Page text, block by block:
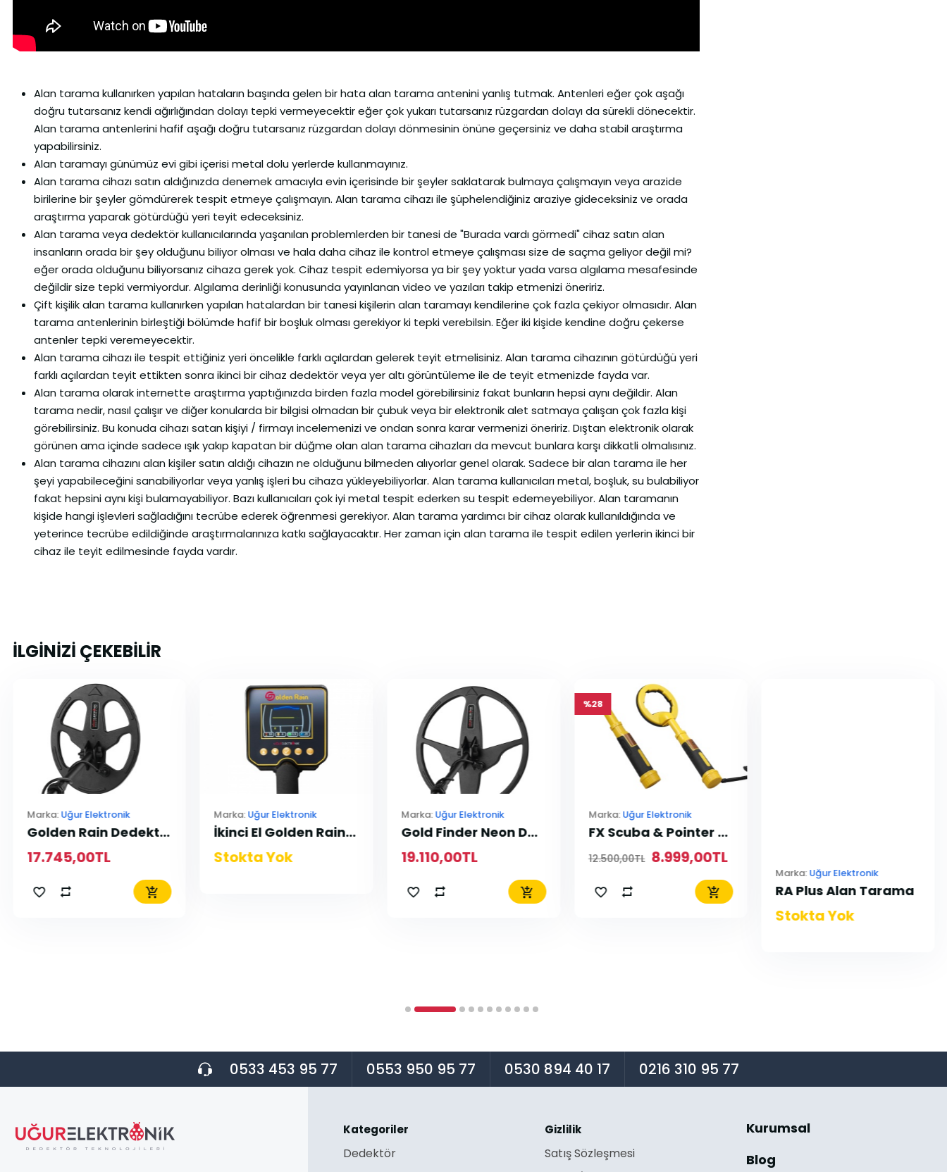
Alan tarama kullanırken yapılan hataların başında gelen bir hata alan tarama antenini yanlış tutmak. Antenleri eğer çok aşağı
doğru tutarsanız kendi ağırlığından dolayı tepki vermeyecektir eğer çok yukarı tutarsanız rüzgardan dolayı da sürekli dönecektir.
Alan tarama antenlerini hafif aşağı doğru tutarsanız rüzgardan dolayı dönmesinin önüne geçersiniz ve daha stabil araştırma
yapabilirsiniz.
Alan taramayı günümüz evi gibi içerisi metal dolu yerlerde kullanmayınız.
Alan tarama cihazı satın aldığınızda denemek amacıyla evin içerisinde bir şeyler saklatarak bulmaya çalışmayın veya arazide
birilerine bir şeyler gömdürerek tespit etmeye çalışmayın. Alan tarama cihazı ile şüphelendiğiniz araziye gideceksiniz ve orada
araştırma yaparak götürdüğü yeri teyit edeceksiniz.
Alan tarama veya dedektör kullanıcılarında yaşanılan problemlerden bir tanesi de "Burada vardı görmedi" cihaz satın alan
insanların orada bir şey olduğunu biliyor olması ve hala daha cihaz ile kontrol etmeye çalışması size de saçma geliyor değil mi?
eğer orada olduğunu biliyorsanız cihaza gerek yok. Cihaz tespit edemiyorsa ya bir şey yoktur yada varsa algılama mesafesinde
değildir size tepki vermiyordur. Algılama derinliği konusunda yayınlanan video ve yazıları takip etmenizi öneririz.
Çift kişilik alan tarama kullanırken yapılan hatalardan bir tanesi kişilerin alan taramayı kendilerine çok fazla çekiyor olmasıdır. Alan
tarama antenlerinin birleştiği bölümde hafif bir boşluk olması gerekiyor ki tepki verebilsin. Eğer iki kişide kendine doğru çekerse
antenler tepki veremeyecektir.
Alan tarama cihazı ile tespit ettiğiniz yeri öncelikle farklı açılardan gelerek teyit etmelisiniz. Alan tarama cihazının götürdüğü yeri
farklı açılardan teyit ettikten sonra ikinci bir cihaz dedektör veya yer altı görüntüleme ile de teyit etmenizde fayda var.
Alan tarama olarak internette araştırma yaptığınızda birden fazla model görebilirsiniz fakat bunların hepsi aynı değildir. Alan
tarama nedir, nasıl çalışır ve diğer konularda bir bilgisi olmadan bir çubuk veya bir elektronik alet satmaya çalışan çok fazla kişi
görebilirsiniz. Bu konuda cihazı satan kişiyi / firmayı incelemenizi ve ondan sonra karar vermenizi öneririz. Dıştan elektronik olarak
görünen ama içinde sadece ışık yakıp kapatan bir düğme olan alan tarama cihazları da mevcut bunlara karşı dikkatli olmalısınız.
Alan tarama cihazını alan kişiler satın aldığı cihazın ne olduğunu bilmeden alıyorlar genel olarak. Sadece bir alan tarama ile her
şeyi yapabileceğini sanabiliyorlar veya yanlış işleri bu cihaza yükleyebiliyorlar. Alan tarama kullanıcıları metal, boşluk, su bulabiliyor
fakat hepsini aynı kişi bulamayabiliyor. Bazı kullanıcıları çok iyi metal tespit ederken su tespit edemeyebiliyor. Alan taramanın
kişide hangi işlevleri sağladığını tecrübe ederek öğrenmesi gerekiyor. Alan tarama yardımcı bir cihaz olarak kullanıldığında ve
yeterince tecrübe edildiğinde araştırmalarınıza katkı sağlayacaktır. Her zaman için alan tarama ile tespit edilen yerlerin ikinci bir
cihaz ile teyit edilmesinde fayda vardır.
İLGİNİZİ ÇEKEBİLİR
Marka: Uğur Elektronik
Golden Rain Dedektör 31cm Arama Başlığı
17.745,00TL
Marka: Uğur Elektronik
İkinci El Golden Rain Pro Dedektör
Stokta Yok
Marka: Uğur Elektronik
Gold Finder Neon Dedektör 41cm Arama Başlığı
19.110,00TL
%28
Marka: Uğur Elektronik
FX Scuba & Pointer Dedektör
12.500,00TL 8.999,00TL
Marka: Uğur Elektronik
RA Plus Alan Tarama
Stokta Yok
0533 453 95 77 0553 950 95 77 0530 894 40 17 0216 310 95 77
Kategoriler
Dedektör
Gizlilik
Satış Sözleşmesi
Kurumsal
Blog